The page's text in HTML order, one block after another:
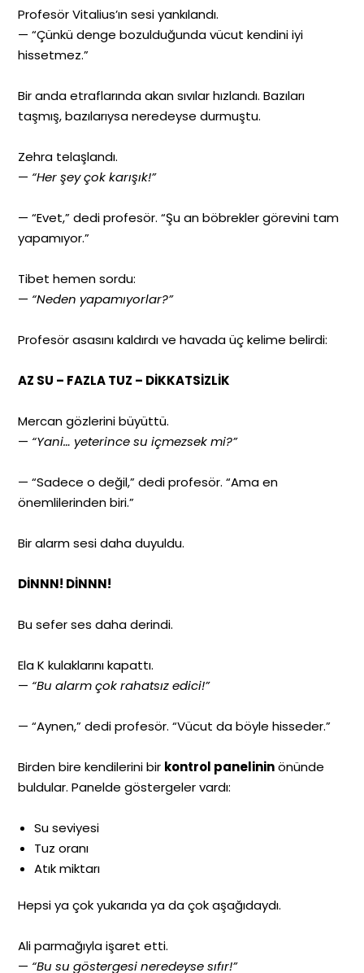
Profesör Vitalius’ın sesi yankılandı.
— “Çünkü denge bozulduğunda vücut kendini iyi
hissetmez.”
Bir anda etraflarında akan sıvılar hızlandı. Bazıları
taşmış, bazılarıysa neredeyse durmuştu.
Zehra telaşlandı.
— “Her şey çok karışık!”
— “Evet,” dedi profesör. “Şu an böbrekler görevini tam
yapamıyor.”
Tibet hemen sordu:
— “Neden yapamıyorlar?”
Profesör asasını kaldırdı ve havada üç kelime belirdi:
AZ SU – FAZLA TUZ – DİKKATSİZLİK
Mercan gözlerini büyüttü.
— “Yani… yeterince su içmezsek mi?”
— “Sadece o değil,” dedi profesör. “Ama en
önemlilerinden biri.”
Bir alarm sesi daha duyuldu.
DİNNN! DİNNN!
Bu sefer ses daha derindi.
Ela K kulaklarını kapattı.
— “Bu alarm çok rahatsız edici!”
— “Aynen,” dedi profesör. “Vücut da böyle hisseder.”
Birden bire kendilerini bir kontrol panelininönünde
buldular. Panelde göstergeler vardı:
Su seviyesi
Tuz oranı
Atık miktarı
Hepsi ya çok yukarıda ya da çok aşağıdaydı.
Ali parmağıyla işaret etti.
— “Bu su göstergesi neredeyse sıfır!”